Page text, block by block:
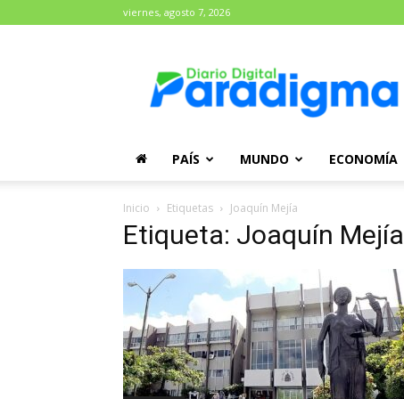
viernes, agosto 7, 2026
Paradigma
PAÍS MUNDO ECONOMÍA
Inicio Etiquetas Joaquín Mejía
Etiqueta: Joaquín Mejía